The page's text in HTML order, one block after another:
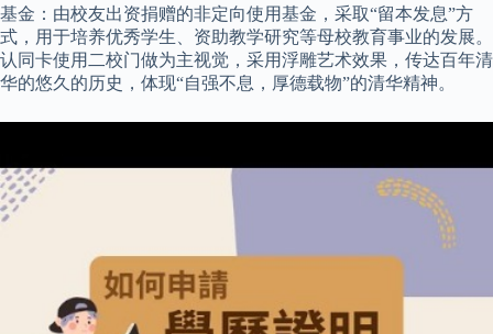
基金：由校友出资捐赠的非定向使用基金，采取“留本发息”方
式，用于培养优秀学生、资助教学研究等母校教育事业的发展。
认同卡使用二校门做为主视觉，采用浮雕艺术效果，传达百年清
华的悠久的历史，体现“自强不息，厚德载物”的清华精神。